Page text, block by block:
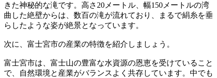
きた神秘的な滝です。高さ20メートル、幅150メートルの湾
曲した絶壁からは、数百の滝が流れており、まるで絹糸を垂
らしたような姿が絶景となっています。
次に、富士宮市の産業の特徴を紹介しましょう。
富士宮市は、富士山の豊富な水資源の恩恵を受けていること
で、自然環境と産業がバランスよく共存しています。中でも